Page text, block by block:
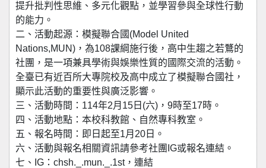
提升批判性思維、多元化觀點，並學習參與全球性行動
的能力。
二、活動起源：模擬聯合國(Model United
Nations,MUN)，為108課綱施行後，高中生趨之若鶩的
社團，是一項兼具學術與娛樂性質的國際交流的活動。
全臺已有近百所大專院校及高中成立了模擬聯合國社，
顯示此活動的重要性與廣泛影響。
三、活動時間：114年2月15日(六)，9時至17時。
四、活動地點：本校科教館、自然專科教室。
五、報名時間：即日起至1月20日。
六、活動與報名相關資訊請參考社團IG或報名連結。
七、IG：chsh._.mun._.1st，連結